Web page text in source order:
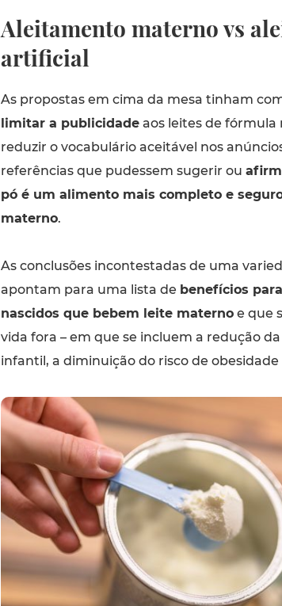
Aleitamento materno vs
artificial
As propostas em cima da mesa tinham
limitar a publicidadeaos leites de fórmula
reduzir o vocabulário aceitável nos
referências que pudessem sugerir ou
pó é um alimento mais completo e
materno.
As conclusões incontestadas de uma
apontam para uma lista de benefícios
nascidos que bebem leite maternoe que
vida fora – em que se incluem a redução
infantil, a diminuição do risco de